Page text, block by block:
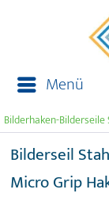
Menü
Bilderhaken-Bilderseile
Bilderseil
Micro Grip